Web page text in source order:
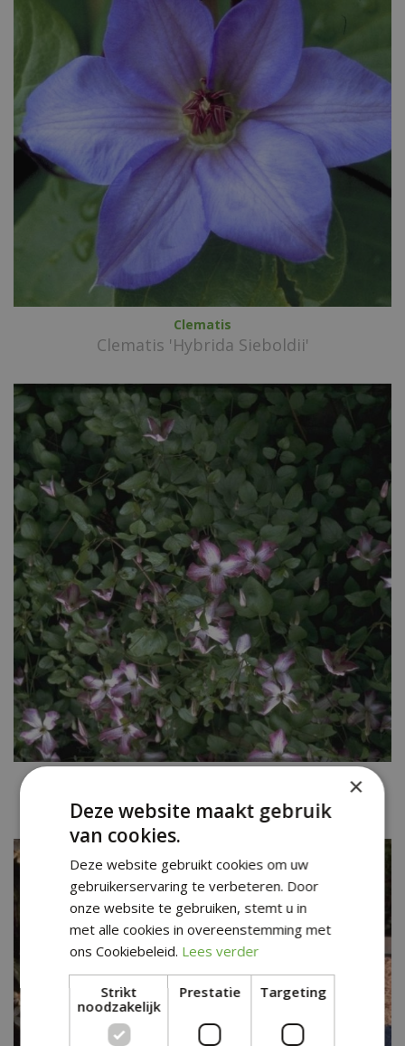
Clematis
Clematis 'Hybrida Sieboldii'
Clematis 'Minuet' ×
Deze website maakt gebruik
van cookies.
Deze website gebruikt cookies om uw
gebruikerservaring te verbeteren. Door
onze website te gebruiken, stemt u in
met alle cookies in overeenstemming met
ons Cookiebeleid. Lees verder
Strikt
noodzakelijk
Prestatie Targeting